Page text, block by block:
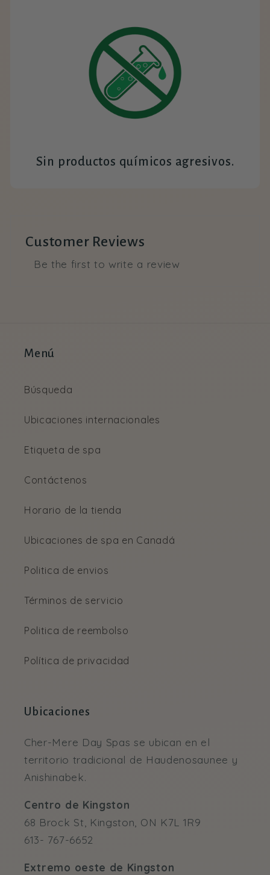
Sin productos químicos agresivos.
Customer Reviews
Be the first to write a review
Menú
Búsqueda
Ubicaciones internacionales
Etiqueta de spa
Contáctenos
Horario de la tienda
Ubicaciones de spa en Canadá
Politica de envios
Términos de servicio
Politica de reembolso
Política de privacidad
Ubicaciones
Cher-Mere Day Spas se ubican en el
territorio tradicional de Haudenosaunee y
Anishinabek.
Centro de Kingston
68 Brock St, Kingston, ON K7L 1R9
613- 767-6652
Extremo oeste de Kingston